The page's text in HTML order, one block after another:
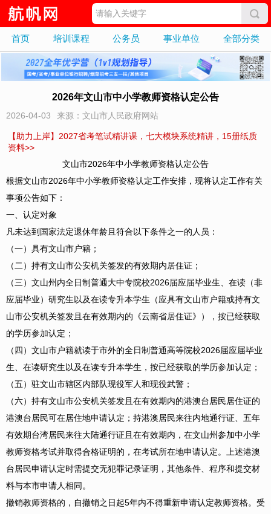
首页 培训课程 公务员 事业单位 全部分类
2026年文山市中小学教师资格认定公告
2026-04-03 来源：文山市人民政府网站
【助力上岸】2027省考笔试精讲课，七大模块系统精讲，15册纸质
资料>>
文山市2026年中小学教师资格认定公告
根据文山市2026年中小学教师资格认定工作安排，现将认定工作有关
事项公告如下：
一、认定对象
凡未达到国家法定退休年龄且符合以下条件之一的人员：
（一）具有文山市户籍；
（二）持有文山市公安机关签发的有效期内居住证；
（三）文山州内全日制普通大中专院校2026届应届毕业生、在读（非
应届毕业）研究生以及在读专升本学生（应具有文山市户籍或持有文
山市公安机关签发且在有效期内的《云南省居住证》），按已经获取
的学历参加认定；
（四）文山市户籍就读于市外的全日制普通高等院校2026届应届毕业
生、在读研究生以及在读专升本学生，按已经获取的学历参加认定；
（五）驻文山市辖区内部队现役军人和现役武警；
（六）持有文山市公安机关签发且在有效期内的港澳台居民居住证的
港澳台居民可在居住地申请认定；持港澳居民来往内地通行证、五年
有效期台湾居民来往大陆通行证且在有效期内，在文山州参加中小学
教师资格考试并取得合格证明的，在考试所在地申请认定。上述港澳
台居民申请认定时需提交无犯罪记录证明，其他条件、程序和提交材
料与本市申请人相同。
撤销教师资格的，自撤销之日起5年内不得重新申请认定教师资格。受